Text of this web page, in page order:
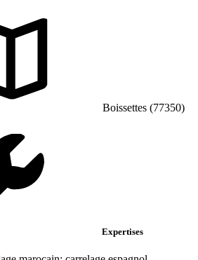
Boissettes (77350)
Expertises